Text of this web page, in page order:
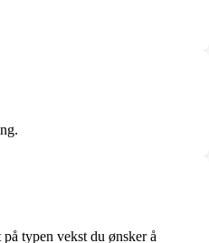
typen vekst du ønsker å